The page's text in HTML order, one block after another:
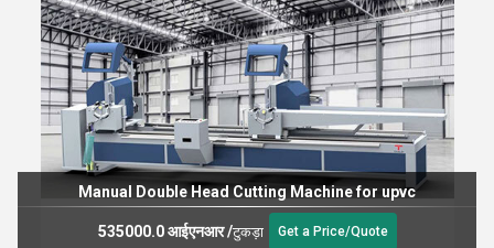
Manual Double Head Cutting Machine for upvc
535000.0 आईएनआर/टुकड़ा Get a Price/Quote